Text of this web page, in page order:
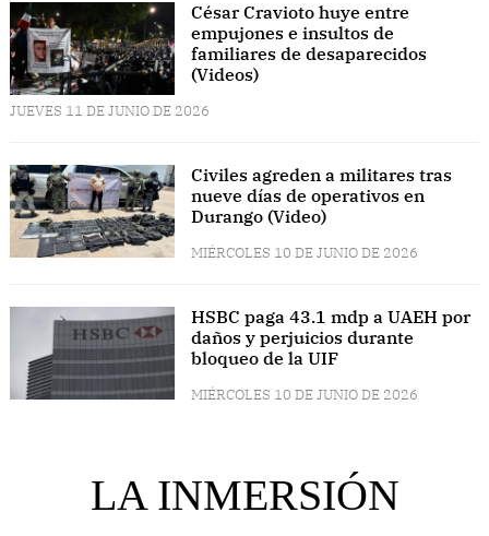
César Cravioto huye entre
empujones e insultos de
familiares de desaparecidos
(Videos)
JUEVES 11 DE JUNIO DE 2026
Civiles agreden a militares tras
nueve días de operativos en
Durango (Video)
MIÉRCOLES 10 DE JUNIO DE 2026
HSBC paga 43.1 mdp a UAEH por
daños y perjuicios durante
bloqueo de la UIF
MIÉRCOLES 10 DE JUNIO DE 2026
LA INMERSIÓN